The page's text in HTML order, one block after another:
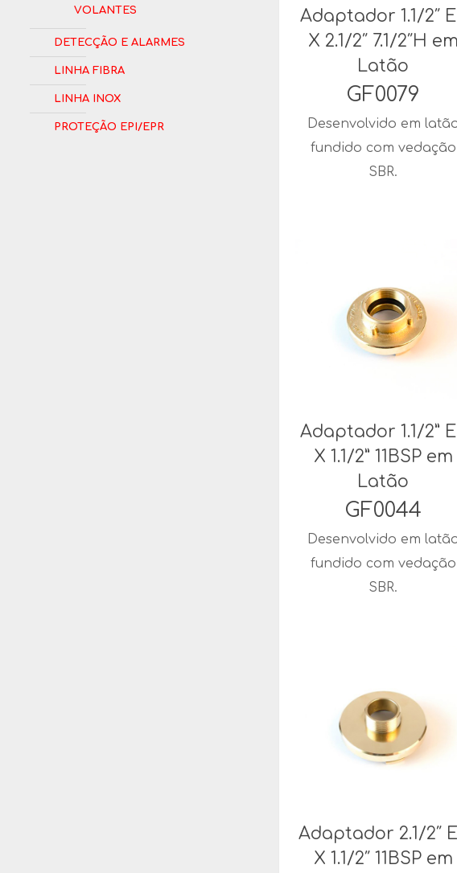
Adaptador 1.1/2″
X 2.1/2″ 7.1/2″H em
Latão
GF0079
Desenvolvido em
fundido com vedação
SBR.
Adaptador 1.1/2”
X 1.1/2” 11BSP em
Latão
GF0044
Desenvolvido em
fundido com vedação
SBR.
Adaptador 2.1/2″
X 1.1/2″ 11BSP em
Volantes
Detecção e Alarmes
Linha Fibra
Linha Inox
Proteção EPI/EPR